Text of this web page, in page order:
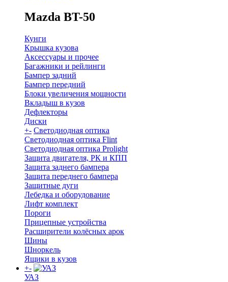
Mazda BT-50
Кунги
Крышка кузова
Аксессуары и прочее
Багажники и рейлинги
Бампер задний
Бампер передний
Блоки увеличения мощности
Вкладыш в кузов
Дефлекторы
Диски
+- Светодиодная оптика
Светодиодная оптика Flint
Светодиодная оптика Prolight
Защита двигателя, РК и КПП
Защита заднего бампера
Защита переднего бампера
Защитные дуги
Лебедка и оборудование
Лифт комплект
Пороги
Прицепные устройства
Расширители колёсных арок
Шины
Шноркель
Ящики в кузов
+-
УАЗ